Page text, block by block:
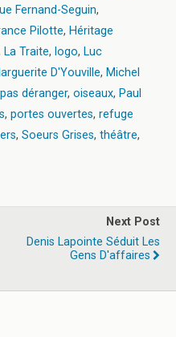
Fernand-Seguin,
Pilotte, Héritage
La Traite, logo, Luc
D'Youville, Michel
déranger, oiseaux, Paul
, portes ouvertes, refuge
, Soeurs Grises, théâtre,
Next Post
Denis Lapointe Séduit Les
Gens D'affaires